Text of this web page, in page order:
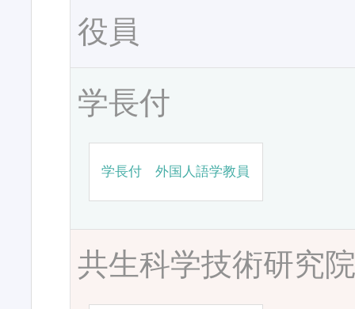
役員
学長付
学長付 外国人語学教員
共生科学技術研究